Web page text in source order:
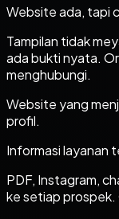
Website ada, tapi
Tampilan tidak
ada bukti nyata.
menghubungi.
Website yang
profil.
Informasi layanan
PDF, Instagram,
ke setiap prospek.